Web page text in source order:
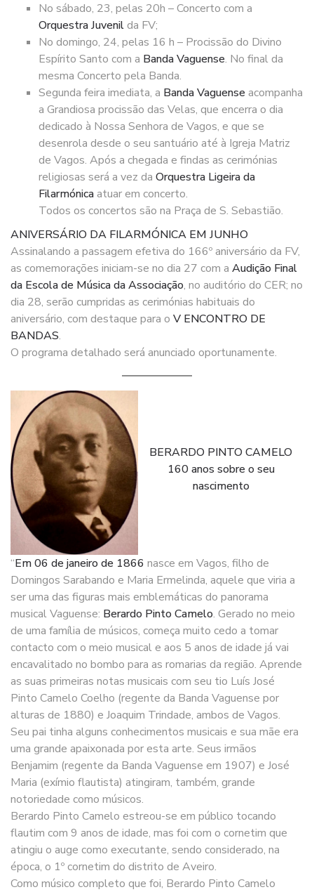
No sábado, 23, pelas 20h – Concerto com a
Orquestra Juvenilda FV;
No domingo, 24, pelas 16 h – Procissão do Divino
Espírito Santo com a Banda Vaguense. No final da
mesma Concerto pela Banda.
Segunda feira imediata, a Banda Vaguenseacompanha
a Grandiosa procissão das Velas, que encerra o dia
dedicado à Nossa Senhora de Vagos, e que se
desenrola desde o seu santuário até à Igreja Matriz
de Vagos. Após a chegada e findas as cerimónias
religiosas será a vez da Orquestra Ligeira da
Filarmónicaatuar em concerto.
Todos os concertos são na Praça de S. Sebastião.
ANIVERSÁRIO DA FILARMÓNICA EM JUNHO
Assinalando a passagem efetiva do 166º aniversário da FV,
as comemorações iniciam-se no dia 27 com a Audição Final
da Escola de Música da Associação, no auditório do CER; no
dia 28, serão cumpridas as cerimónias habituais do
aniversário, com destaque para o V ENCONTRO DE
BANDAS.
O programa detalhado será anunciado oportunamente.
BERARDO PINTO CAMELO
160 anos sobre o seu
nascimento
“Em 06 de janeiro de 1866 nasce em Vagos, filho de
Domingos Sarabando e Maria Ermelinda, aquele que viria a
ser uma das figuras mais emblemáticas do panorama
musical Vaguense: Berardo Pinto Camelo. Gerado no meio
de uma família de músicos, começa muito cedo a tomar
contacto com o meio musical e aos 5 anos de idade já vai
encavalitado no bombo para as romarias da região. Aprende
as suas primeiras notas musicais com seu tio Luís José
Pinto Camelo Coelho (regente da Banda Vaguense por
alturas de 1880) e Joaquim Trindade, ambos de Vagos.
Seu pai tinha alguns conhecimentos musicais e sua mãe era
uma grande apaixonada por esta arte. Seus irmãos
Benjamim (regente da Banda Vaguense em 1907) e José
Maria (exímio flautista) atingiram, também, grande
notoriedade como músicos.
Berardo Pinto Camelo estreou-se em público tocando
flautim com 9 anos de idade, mas foi com o cornetim que
atingiu o auge como executante, sendo considerado, na
época, o 1º cornetim do distrito de Aveiro.
Como músico completo que foi, Berardo Pinto Camelo